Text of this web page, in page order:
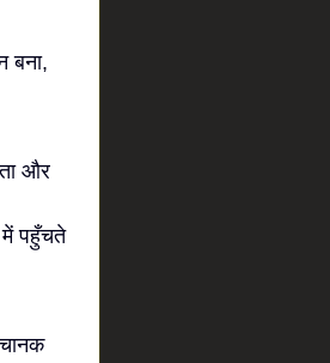
बना,
और
में पहुँचते